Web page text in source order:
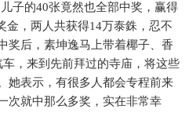
子的40张竟然也全部中奖，赢得
金，两人共获得14万泰銖，忍不
奖后，素坤逸马上带着椰子、香
，来到先前拜过的寺庙，将这些
她表示，有很多人都会专程前来
次就中那么多奖，实在非常幸